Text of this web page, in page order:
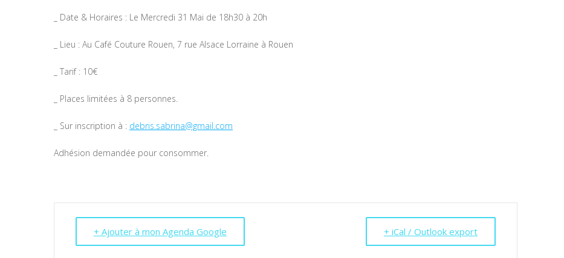
_ Date & Horaires : Le Mercredi 31 Mai de 18h30 à 20h
_ Lieu : Au Café Couture Rouen, 7 rue Alsace Lorraine à Rouen
_ Tarif : 10€
_ Places limitées à 8 personnes.
_ Sur inscription à : debris.sabrina@gmail.com
Adhésion demandée pour consommer.
+ Ajouter à mon Agenda Google + iCal / Outlook export